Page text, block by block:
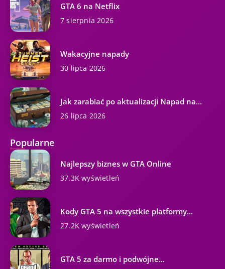
GTA 6 na Netflix
7 sierpnia 2026
Wakacyjne napady
30 lipca 2026
Jak zarabiać po aktualizacji Napad na...
26 lipca 2026
Popularne
Najlepszy biznes w GTA Online
37.3K wyświetleń
Kody GTA 5 na wszystkie platformy...
27.2K wyświetleń
GTA 5 za darmo i podwójne...